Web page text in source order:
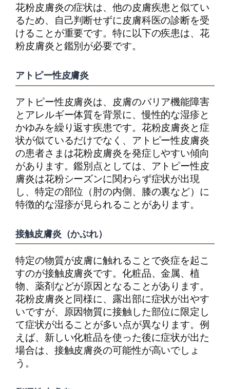
花粉皮膚炎の症状は、他の皮膚疾患と似てい
るため、自己判断せずに皮膚科医の診断を受
けることが重要です。特に以下の疾患は、花
粉皮膚炎と鑑別が必要です。
アトピー性皮膚炎
アトピー性皮膚炎は、皮膚のバリア機能障害
とアレルギー体質を背景に、慢性的な湿疹と
かゆみを繰り返す疾患です。花粉皮膚炎と症
状が似ているだけでなく、アトピー性皮膚炎
の患者さまは花粉皮膚炎を発症しやすい傾向
があります。鑑別点としては、アトピー性皮
膚炎は花粉シーズンに関わらず症状が出現
し、特定の部位（肘の内側、膝の裏など）に
特徴的な湿疹が見られることがあります。
接触皮膚炎（かぶれ）
特定の物質が皮膚に触れることで炎症を起こ
すのが接触皮膚炎です。化粧品、金属、植
物、薬剤などが原因となることがあります。
花粉皮膚炎と同様に、露出部に症状が出やす
いですが、原因物質に接触した部位に限定し
て症状が出ることが多い点が異なります。例
えば、新しい化粧品を使った後に症状が出た
場合は、接触皮膚炎の可能性が高いでしょ
う。